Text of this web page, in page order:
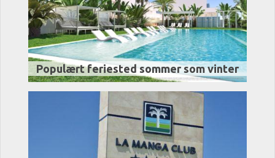
Populært feriested sommer som vinter